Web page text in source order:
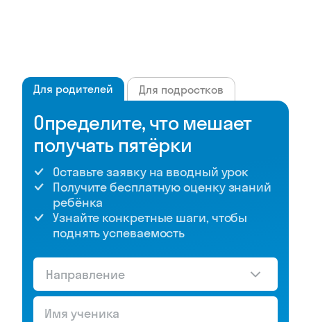
Для родителей Для подростков
Определите, что мешает
получать пятёрки
Оставьте заявку на вводный урок
Получите бесплатную оценку знаний
ребёнка
Узнайте конкретные шаги, чтобы
поднять успеваемость
Направление